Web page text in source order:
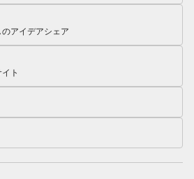
アイデアシェア
ト